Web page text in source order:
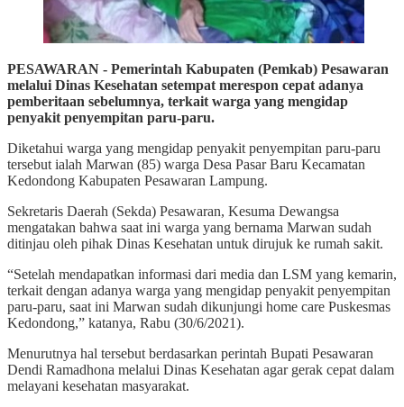
PESAWARAN - Pemerintah Kabupaten (Pemkab) Pesawaran
melalui Dinas Kesehatan setempat merespon cepat adanya
pemberitaan sebelumnya, terkait warga yang mengidap
penyakit penyempitan paru-paru.
Diketahui warga yang mengidap penyakit penyempitan paru-paru
tersebut ialah Marwan (85) warga Desa Pasar Baru Kecamatan
Kedondong Kabupaten Pesawaran Lampung.
Sekretaris Daerah (Sekda) Pesawaran, Kesuma Dewangsa
mengatakan bahwa saat ini warga yang bernama Marwan sudah
ditinjau oleh pihak Dinas Kesehatan untuk dirujuk ke rumah sakit.
“Setelah mendapatkan informasi dari media dan LSM yang kemarin,
terkait dengan adanya warga yang mengidap penyakit penyempitan
paru-paru, saat ini Marwan sudah dikunjungi home care Puskesmas
Kedondong,” katanya, Rabu (30/6/2021).
Menurutnya hal tersebut berdasarkan perintah Bupati Pesawaran
Dendi Ramadhona melalui Dinas Kesehatan agar gerak cepat dalam
melayani kesehatan masyarakat.